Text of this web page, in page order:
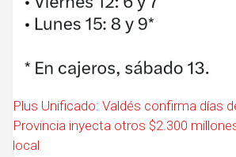
Plus Unificado: Valdés confirma días
Provincia inyecta otros $2.300
local